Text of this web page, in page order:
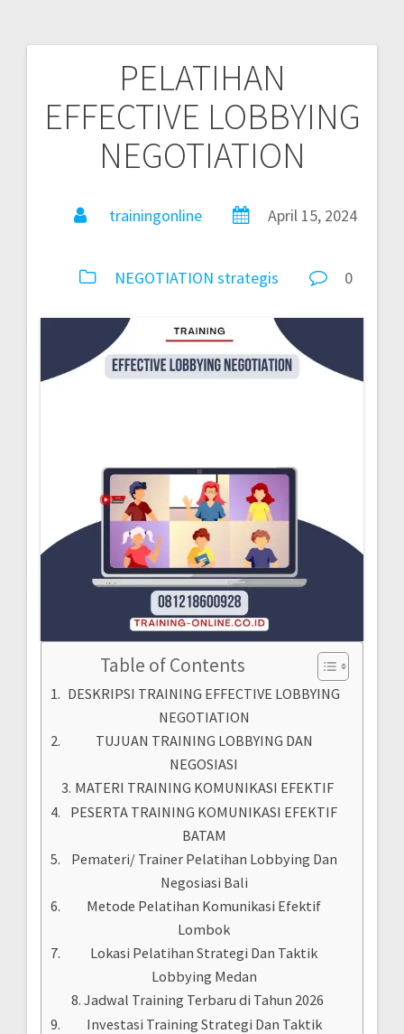
PELATIHAN
EFFECTIVE LOBBYING
NEGOTIATION
trainingonline April 15, 2024
NEGOTIATION strategis 0
Table of Contents
DESKRIPSI TRAINING EFFECTIVE LOBBYING
NEGOTIATION
TUJUAN TRAINING LOBBYING DAN
NEGOSIASI
MATERI TRAINING KOMUNIKASI EFEKTIF
PESERTA TRAINING KOMUNIKASI EFEKTIF
BATAM
Pemateri/ Trainer Pelatihan Lobbying Dan
Negosiasi Bali
Metode Pelatihan Komunikasi Efektif
Lombok
Lokasi Pelatihan Strategi Dan Taktik
Lobbying Medan
Jadwal Training Terbaru di Tahun 2026
Investasi Training Strategi Dan Taktik